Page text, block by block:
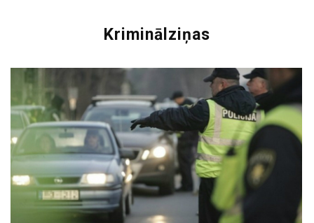
Kriminālziņas